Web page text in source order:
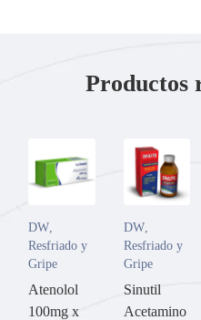
Productos
DW,
Resfriado y
Gripe
Atenolol
100mg x
DW,
Resfriado y
Gripe
Sinutil
Acetamino